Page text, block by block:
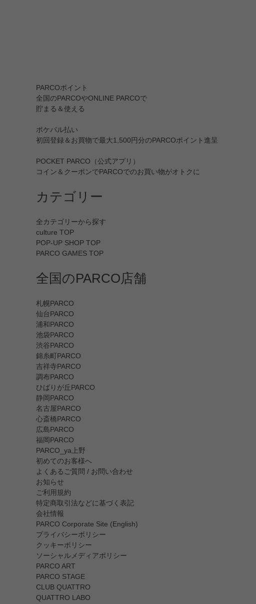
PARCOポイント
全国のPARCOやONLINE PARCOで
貯まる＆使える
ポケパル払い
初回登録＆お買物で最大1,500円分のPARCOポイント進呈
POCKET PARCO（公式アプリ）
コイン＆クーポンでPARCOでのお買い物がオトクに
カテゴリー
全カテゴリーから探す
culture TOP
POP-UP SHOP TOP
PARCO GAMES TOP
全国のPARCO店舗
札幌PARCO
仙台PARCO
浦和PARCO
池袋PARCO
渋谷PARCO
錦糸町PARCO
吉祥寺PARCO
調布PARCO
ひばりが丘PARCO
静岡PARCO
名古屋PARCO
心斎橋PARCO
広島PARCO
福岡PARCO
PARCO_ya上野
初めてのお客様へ
よくあるご質問 / お問い合わせ
お知らせ
ご利用規約
特定商取引法などに基づく表記
会社情報
PARCO Corporate Site (English)
プライバシーポリシー
クッキーポリシー
ソーシャルメディアポリシー
PARCO ART
PARCO STAGE
CLUB QUATTRO
QUATTRO LABO